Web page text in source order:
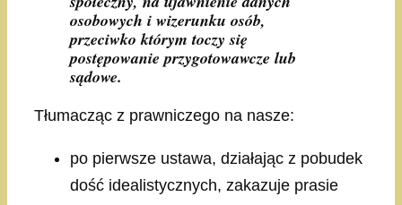
osobowych i wizerunku osób,
przeciwko którym toczy się
postępowanie przygotowawcze lub
sądowe.
Tłumacząc z prawniczego na nasze:
po pierwsze ustawa, działając z pobudek
dość idealistycznych, zakazuje prasie